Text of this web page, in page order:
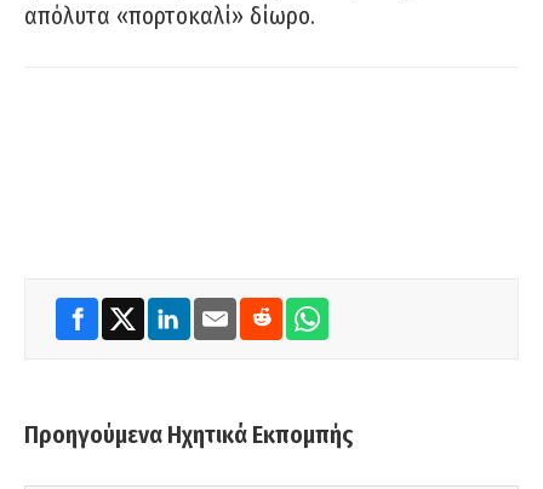
απόλυτα «πορτοκαλί» δίωρο.
Προηγούμενα Ηχητικά Εκπομπής